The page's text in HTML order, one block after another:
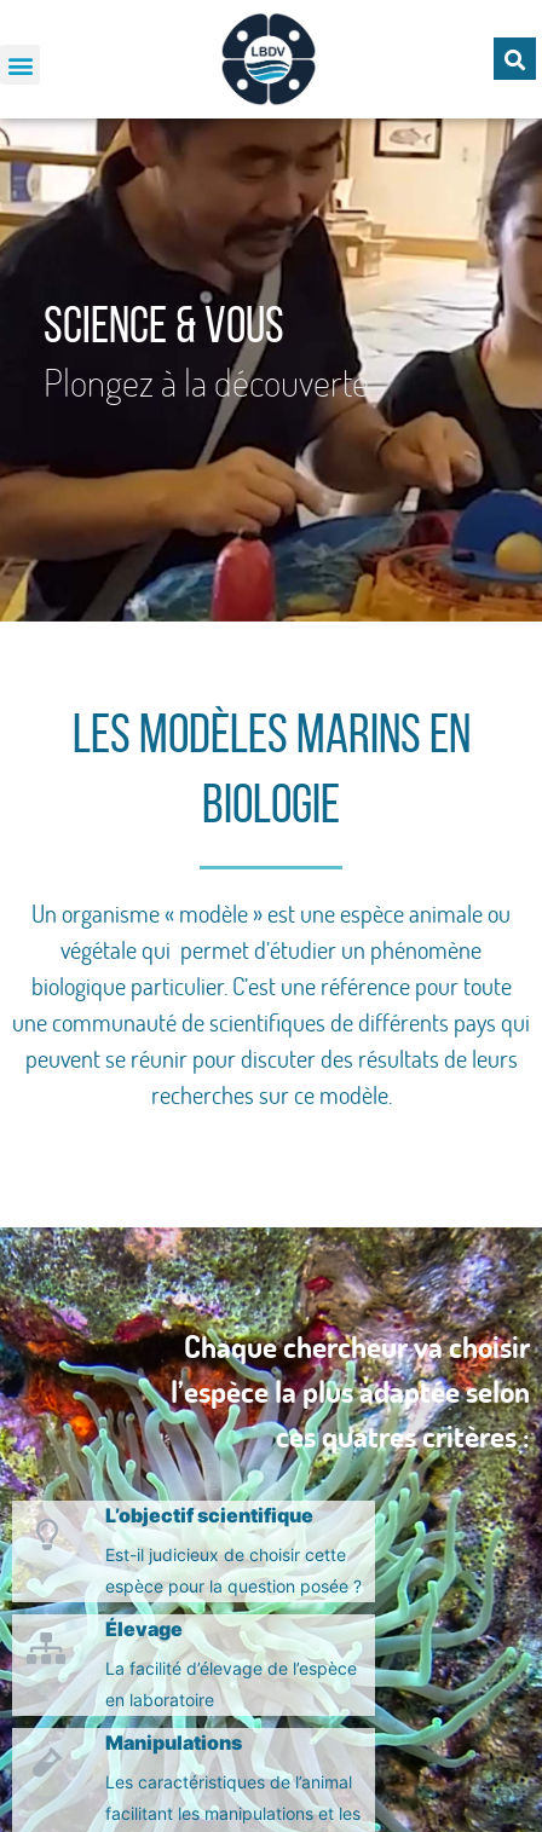
Science & vous
Plongez à la découverte
Les modèles marins en
biologie
Un organisme « modèle » est une espèce animale ou
végétale qui permet d’étudier un phénomène
biologique particulier. C’est une référence pour toute
une communauté de scientifiques de différents pays qui
peuvent se réunir pour discuter des résultats de leurs
recherches sur ce modèle.
Chaque chercheur va choisir
l’espèce la plus adaptée selon
ces quatres critères :
L’objectif scientifique
Est-il judicieux de choisir cette
espèce pour la question posée ?
Élevage
La facilité d’élevage de l’espèce
en laboratoire
Manipulations
Les caractéristiques de l’animal
facilitant les manipulations et les